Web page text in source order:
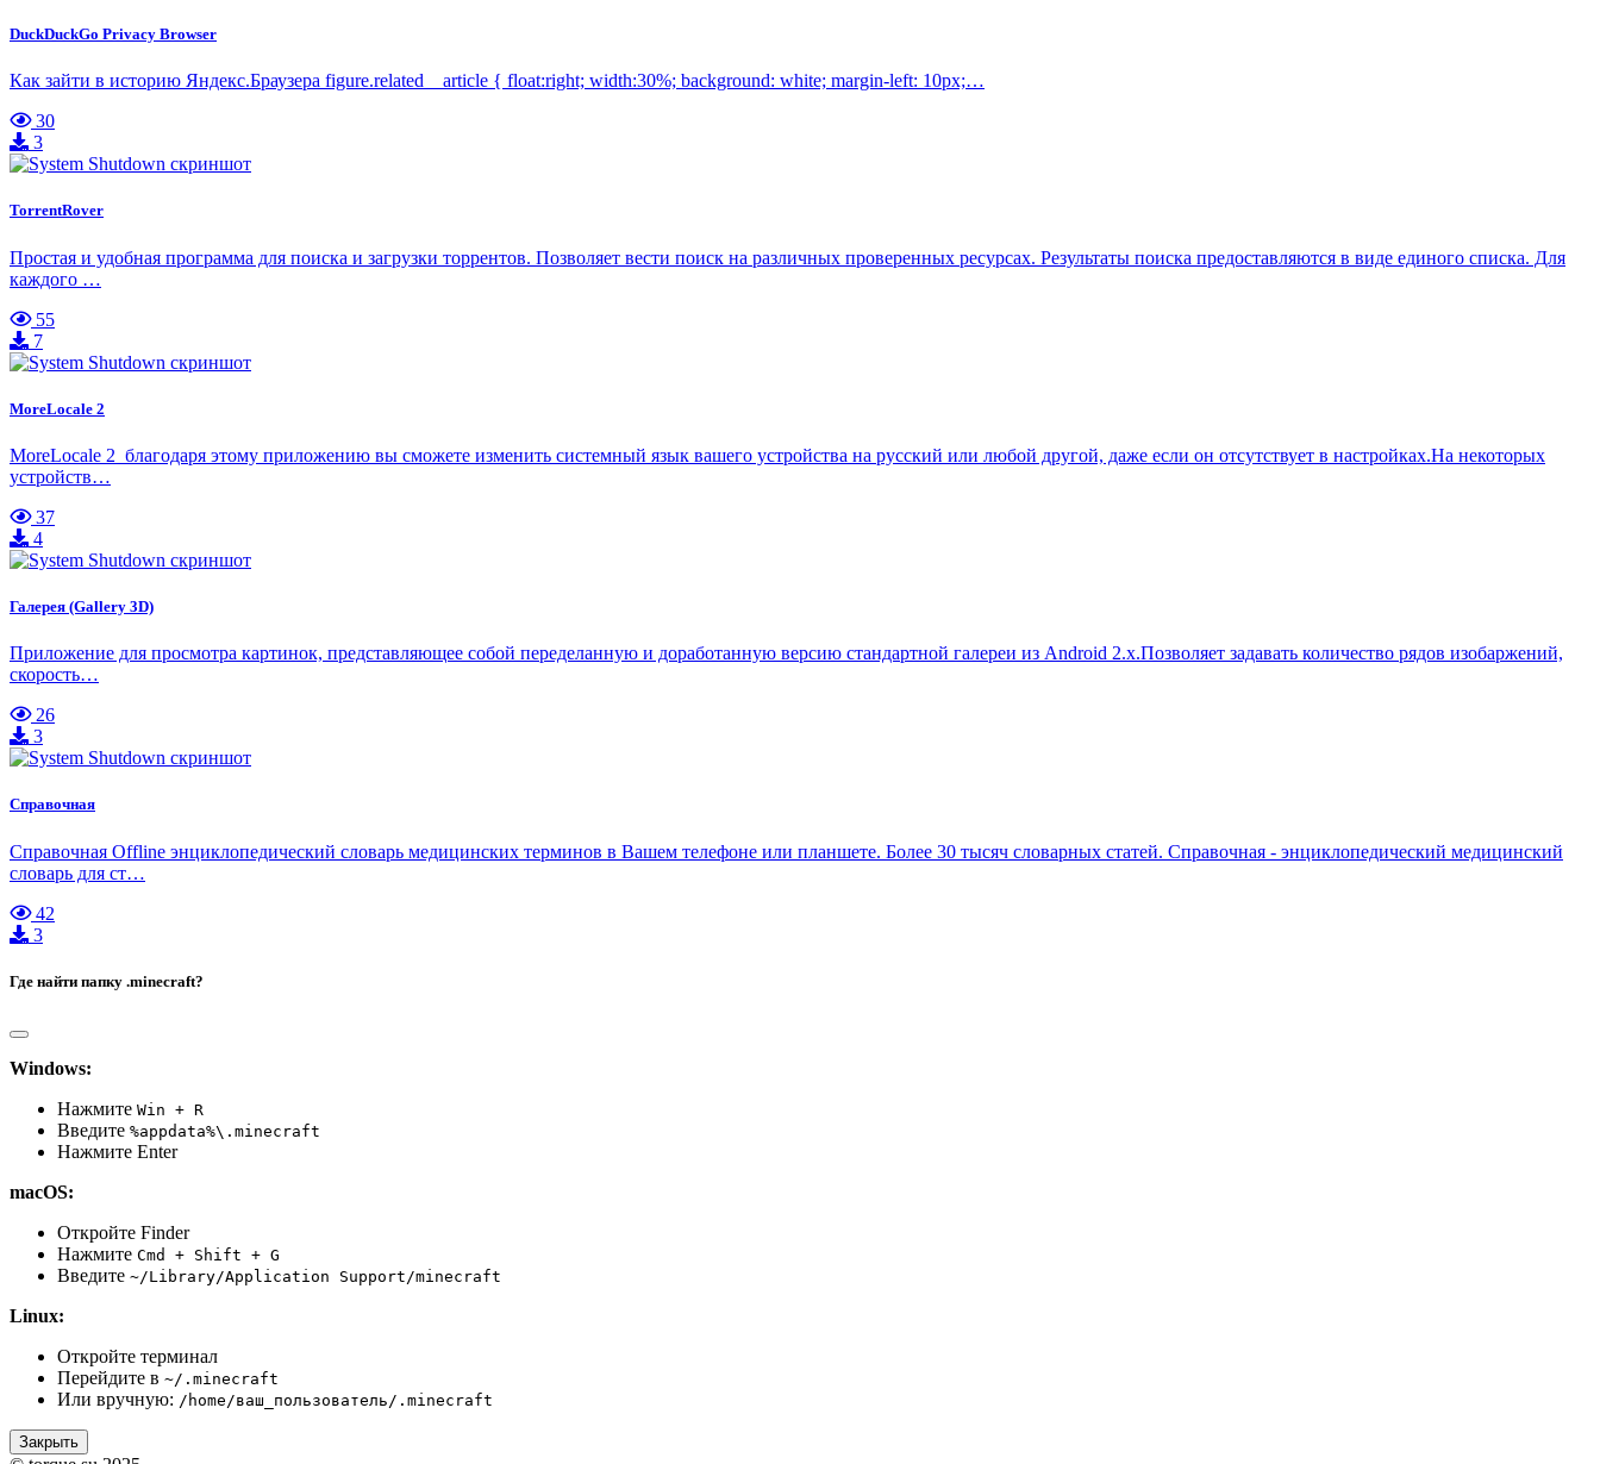
DuckDuckGo Privacy Browser
Как зайти в историю Яндекс.Браузера figure.related__article { float:right; width:30%; background: white; margin-left: 10px;…
30
3
TorrentRover
Простая и удобная программа для поиска и загрузки торрентов. Позволяет вести поиск на различных проверенных ресурсах. Результаты поиска предоставляются в виде единого списка. Для
каждого …
55
7
MoreLocale 2
MoreLocale 2 благодаря этому приложению вы сможете изменить системный язык вашего устройства на русский или любой другой, даже если он отсутствует в настройках.На некоторых
устройств…
37
4
Галерея (Gallery 3D)
Приложение для просмотра картинок, представляющее собой переделанную и доработанную версию стандартной галереи из Android 2.x.Позволяет задавать количество рядов изобаржений,
скорость…
26
3
Справочная
Справочная Offline энциклопедический cловарь медицинских терминов в Вашем телефоне или планшете. Более 30 тысяч словарных статей. Справочная - энциклопедический медицинский
словарь для ст…
42
3
Где найти папку .minecraft?
Windows:
Нажмите Win + R
Введите %appdata%\.minecraft
Нажмите Enter
macOS:
Откройте Finder
Нажмите Cmd + Shift + G
Введите ~/Library/Application Support/minecraft
Linux:
Откройте терминал
Перейдите в ~/.minecraft
Или вручную: /home/ваш_пользователь/.minecraft
Закрыть